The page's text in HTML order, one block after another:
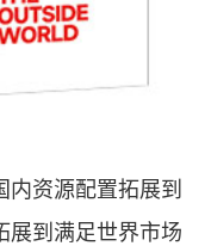
资源配置拓展到
展到满足世界市场